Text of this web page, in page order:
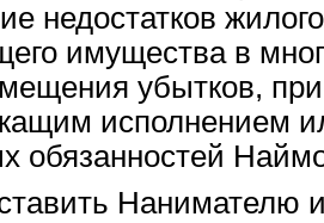
недостатков
имущества в
убытков,
исполнением
обязанностей
Нанимателю